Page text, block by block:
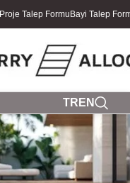
Proje Talep Formu Bayi Talep
TR EN